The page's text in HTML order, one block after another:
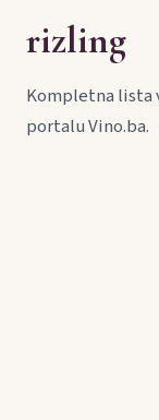
rizling
Kompletna lista
portalu Vino.ba.